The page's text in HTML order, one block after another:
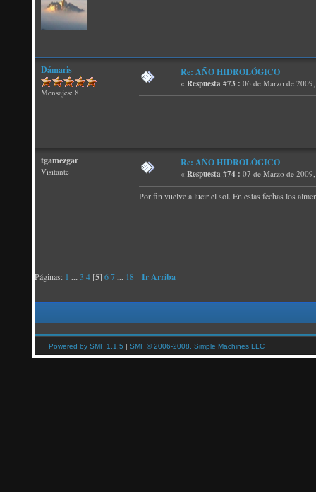
Dámaris
Mensajes: 8
Re: AÑO HIDROLÓGICO
« Respuesta #73 : 06 de Marzo de
tgamezgar
Visitante
Re: AÑO HIDROLÓGICO
« Respuesta #74 : 07 de Marzo de
Por fin vuelve a lucir el sol. En estas fechas los
Páginas: 1 ...3 4 [5] 67... 18 Ir Arriba
Powered by SMF 1.1.5 | SMF © 2006-2008, Simple Machines LLC